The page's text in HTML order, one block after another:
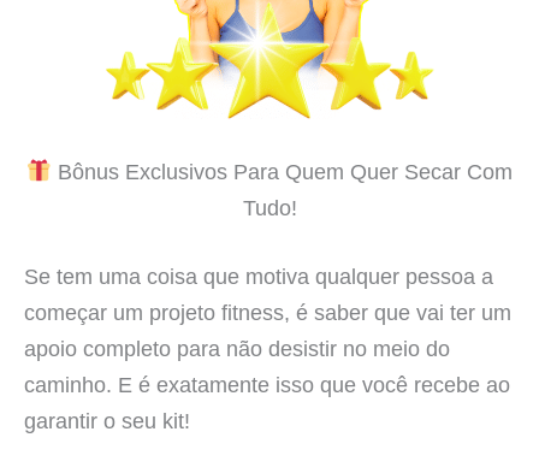
Bônus Exclusivos Para Quem Quer Secar Com
Tudo!
Se tem uma coisa que motiva qualquer pessoa a
começar um projeto fitness, é saber que vai ter um
apoio completo para não desistir no meio do
caminho. E é exatamente isso que você recebe ao
garantir o seu kit!